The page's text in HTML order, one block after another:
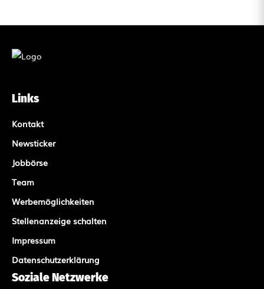
Links
Kontakt
Newsticker
Jobbörse
Team
Werbemöglichkeiten
Stellenanzeige schalten
Impressum
Datenschutzerklärung
Soziale Netzwerke